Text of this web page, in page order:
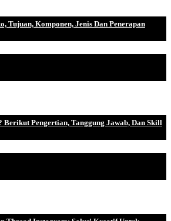
Tujuan, Komponen, Jenis Dan Penerapan
Berikut Pengertian, Tanggung Jawab, Dan Skill